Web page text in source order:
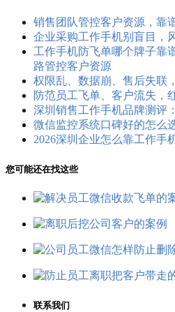
销售团队管控客户资源，靠
企业采购工作手机别盲目，
工作手机防飞单哪个牌子靠
路管控客户资源
权限乱、数据崩、售后失联
防范员工飞单、客户流失，
深圳销售工作手机品牌测评
微信监控系统口碑好的怎么
2026深圳企业怎么靠工作手
您可能还在找这些
联系我们